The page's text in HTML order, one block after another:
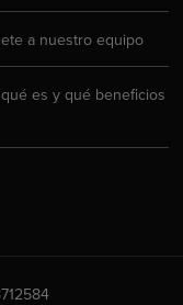
a nuestro equipo
es y qué beneficios